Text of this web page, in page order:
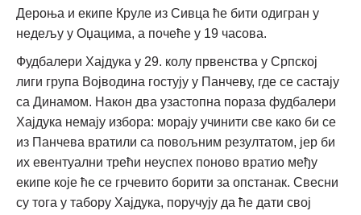
Дероња и екипе Круле из Сивца ће бити одигран у
недељу у Оџацима, а почеће у 19 часова.
Фудбалери Хајдука у 29. колу првенства у Српској
лиги група Војводина гостују у Панчеву, где се састају
са Динамом. Након два узастопна пораза фудбалери
Хајдука немају избора: морају учинити све како би се
из Панчева вратили са повољним резултатом, јер би
их евентуални трећи неуспех поново вратио међу
екипе које ће се грчевито борити за опстанак. Свесни
су тога у табору Хајдука, поручују да ће дати свој